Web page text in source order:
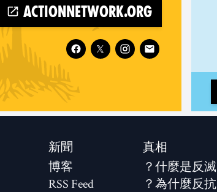
actionnetwork.org
Follow XR Sydney Inner West on
真相
什麼是反滅？
為什麼反抗？
新聞
博客
RSS Feed